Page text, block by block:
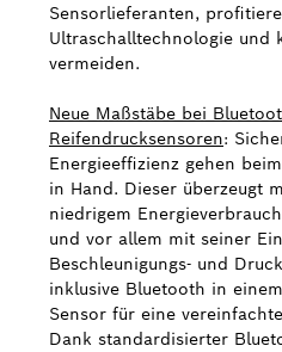
Sensorlieferanten,
Ultraschalltechnologie und
vermeiden.
Neue Maßstäbe bei
Reifendrucksensoren:
Energieeffizienz gehen
in Hand. Dieser überzeugt
niedrigem
und vor allem mit seiner
Beschleunigungs- und
inklusive Bluetooth in
Sensor für eine
Dank standardisierter